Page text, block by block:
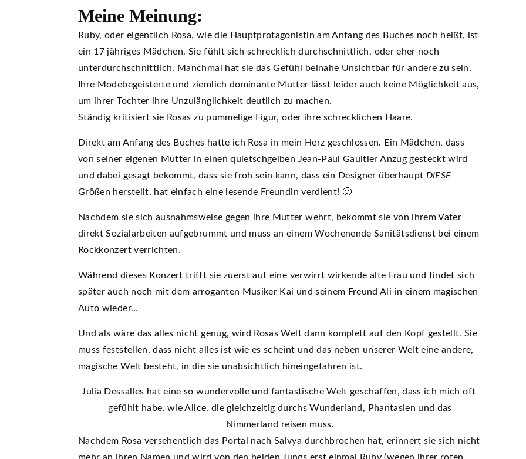
Meine Meinung:
Ruby, oder eigentlich Rosa, wie die Hauptprotagonistin am Anfang des Buches noch heißt, ist
ein 17 jähriges Mädchen. Sie fühlt sich schrecklich durchschnittlich, oder eher noch
unterdurchschnittlich. Manchmal hat sie das Gefühl beinahe Unsichtbar für andere zu sein.
Ihre Modebegeisterte und ziemlich dominante Mutter lässt leider auch keine Möglichkeit aus,
um ihrer Tochter ihre Unzulänglichkeit deutlich zu machen.
Ständig kritisiert sie Rosas zu pummelige Figur, oder ihre schrecklichen Haare.
Direkt am Anfang des Buches hatte ich Rosa in mein Herz geschlossen. Ein Mädchen, dass
von seiner eigenen Mutter in einen quietschgelben Jean-Paul Gaultier Anzug gesteckt wird
und dabei gesagt bekommt, dass sie froh sein kann, dass ein Designer überhaupt DIESE
Größen herstellt, hat einfach eine lesende Freundin verdient! 🙂
Nachdem sie sich ausnahmsweise gegen ihre Mutter wehrt, bekommt sie von ihrem Vater
direkt Sozialarbeiten aufgebrummt und muss an einem Wochenende Sanitätsdienst bei einem
Rockkonzert verrichten.
Während dieses Konzert trifft sie zuerst auf eine verwirrt wirkende alte Frau und findet sich
später auch noch mit dem arroganten Musiker Kai und seinem Freund Ali in einem magischen
Auto wieder…
Und als wäre das alles nicht genug, wird Rosas Welt dann komplett auf den Kopf gestellt. Sie
muss feststellen, dass nicht alles ist wie es scheint und das neben unserer Welt eine andere,
magische Welt besteht, in die sie unabsichtlich hineingefahren ist.
Julia Dessalles hat eine so wundervolle und fantastische Welt geschaffen, dass ich mich oft
gefühlt habe, wie Alice, die gleichzeitig durchs Wunderland, Phantasien und das
Nimmerland reisen muss.
Nachdem Rosa versehentlich das Portal nach Salvya durchbrochen hat, erinnert sie sich nicht